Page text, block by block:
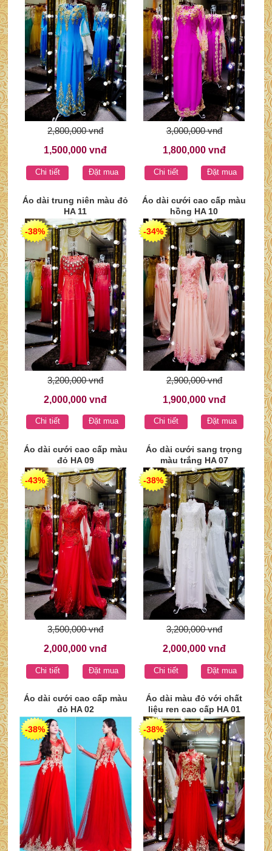
2,800,000 vnđ
1,500,000 vnđ
Chi tiết Đặt mua
3,000,000 vnđ
1,800,000 vnđ
Chi tiết Đặt mua
Áo dài trung niên màu đỏ
HA 11
-38%
3,200,000 vnđ
2,000,000 vnđ
Chi tiết Đặt mua
Áo dài cưới cao cấp màu
hồng HA 10
-34%
2,900,000 vnđ
1,900,000 vnđ
Chi tiết Đặt mua
Áo dài cưới cao cấp màu
đỏ HA 09
-43%
3,500,000 vnđ
2,000,000 vnđ
Chi tiết Đặt mua
Áo dài cưới sang trọng
màu trắng HA 07
-38%
3,200,000 vnđ
2,000,000 vnđ
Chi tiết Đặt mua
Áo dài cưới cao cấp màu
đỏ HA 02
-38%
Áo dài màu đỏ với chất
liệu ren cao cấp HA 01
-38%